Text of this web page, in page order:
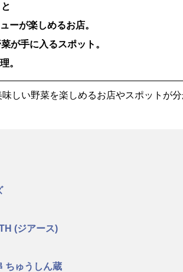
ーが楽しめるお店。
が手に入るスポット。
。
しい野菜を楽しめるお店やスポットが
(ジアース)
ちゅうしん蔵